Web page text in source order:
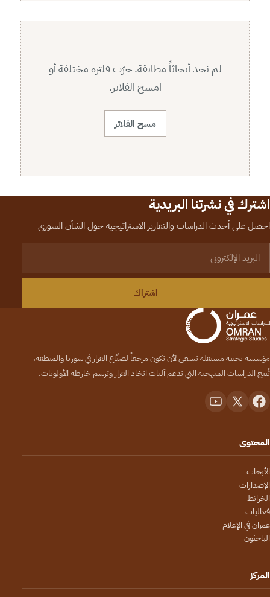
لم نجد أبحاثاً مطابقة. جرّب فلترة مختلفة أو
امسح الفلاتر.
مسح الفلاتر
اشترك في نشرتنا البريدية
احصل على أحدث الدراسات والتقارير الاستراتيجية حول الشأن السوري
اشتراك
مؤسسة بحثية مستقلة تسعى لأن تكون مرجعاً لصنّاع القرار في سوريا والمنطقة،
تُنتج الدراسات المنهجية التي تدعم آليات اتخاذ القرار وترسم خارطة الأولويات.
المحتوى
الأبحاث
الإصدارات
الخرائط
فعاليات
عمران في الإعلام
الباحثون
المركز